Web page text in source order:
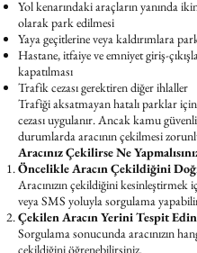
Yol kenarındaki araçların yanında
olarak park edilmesi
Yaya geçitlerine veya kaldırımlara
Hastane, itfaiye ve emniyet giriş-
kapatılması
Trafik cezası gerektiren diğer ihlaller
Trafiği aksatmayan hatalı parklar
cezası uygulanır. Ancak kamu
durumlarda aracının çekilmesi
Aracınız Çekilirse Ne
Öncelikle Aracın Çekildiğini
Aracınızın çekildiğini kesinleştirmek
veya SMS yoluyla sorgulama
Çekilen Aracın Yerini Tespit Edin
Sorgulama sonucunda aracınızın
çekildiğini öğrenebilirsiniz.